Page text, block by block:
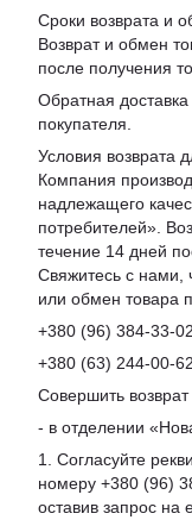
Сроки возврата и
Возврат и обмен
после получения
Обратная
покупателя.
Условия возврата
Компания
надлежащего
потребителей».
течение 14 дней
Свяжитесь с нами,
или обмен товара
+380 (96) 384-33-02
+380 (63) 244-00-62
Совершить
- в отделении
1. Согласуйте
номеру +380 (96)
оставив запрос на